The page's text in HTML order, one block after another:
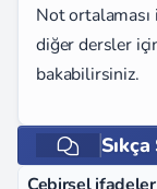
Not ortalaması
diğer dersler
bakabilirsiniz.